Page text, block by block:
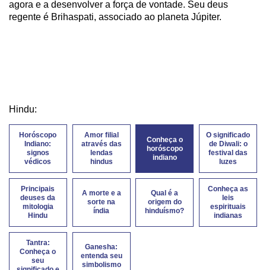
agora e a desenvolver a força de vontade. Seu deus
regente é Brihaspati, associado ao planeta Júpiter.
Hindu:
Horóscopo
Indiano:
signos
védicos
Amor filial
através das
lendas
hindus
Conheça o
horóscopo
indiano
O significado
de Diwali: o
festival das
luzes
Principais
deuses da
mitologia
Hindu
A morte e a
sorte na
índia
Qual é a
origem do
hinduísmo?
Conheça as
leis
espirituais
indianas
Tantra:
Conheça o
seu
Ganesha:
entenda seu
simbolismo